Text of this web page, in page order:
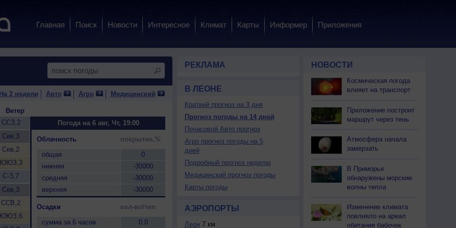
Главная Поиск Новости Интересное Климат Карты Информер Приложения
На 2 недели Авто Агро Медицинский
Ветер
ССЗ,2
Сев,3
Сев,2
ЮЮЗ,3
С-З,7
Сев,3
ССВ,2
ЮЮЗ,6
Погода на 6 авг, Чт, 19:00
Облачность
покрытие,%
общая
0
нижняя
-30000
средняя
-30000
верхняя
-30000
Осадки
кол-во/тип
сумма за 6 часов
0.0
РЕКЛАМА
В ЛЕОНЕ
Краткий прогноз на 3 дня
Прогноз погоды на 14 дней
Почасовой Авто прогноз
Агро прогноз погоды на 5
дней
Подробный прогноз неделю
Медицинский прогноз погоды
Карты погоды
АЭРОПОРТЫ
Леон 7 км
НОВОСТИ
Космическая погода
влияет на транспорт
Приложение построит
маршрут через тень
Атмосфера начала
замерзать
В Приморье
обнаружены морские
волны тепла
Изменение климата
повлияло на ареал
обитания бабочек